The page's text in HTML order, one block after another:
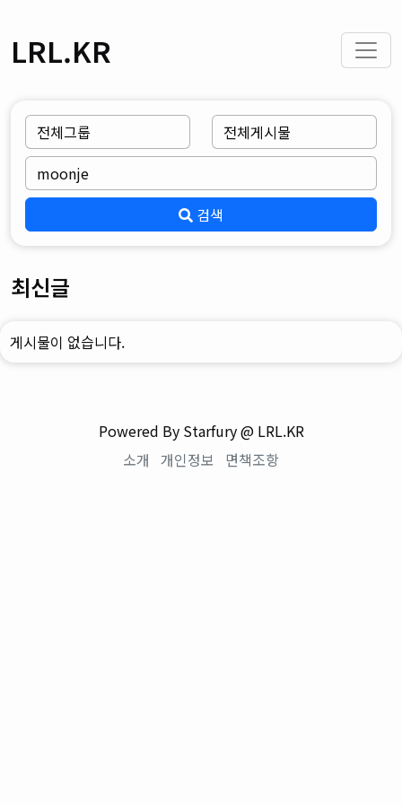
LRL.KR
검색
최신글
게시물이 없습니다.
Powered By Starfury @ LRL.KR
소개 개인정보 면책조항